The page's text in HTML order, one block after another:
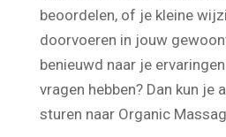
altijd de bovenstaande
beoordelen, of je kleine
doorvoeren in jouw
benieuwd naar je
vragen hebben? Dan kun je